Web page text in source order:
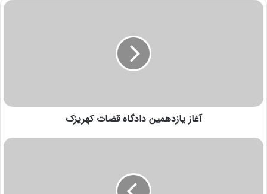
آغاز یازدهمین دادگاه قضات کهریزک